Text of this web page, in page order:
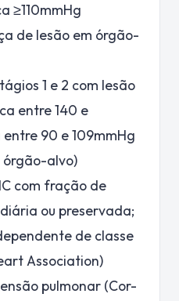
≥110mmHg
de lesão em órgão-
1 e 2 com lesão
entre 140 e
90 e 109mmHg
órgão-alvo)
com fração de
ou preservada;
de classe
Association)
pulmonar (Cor-